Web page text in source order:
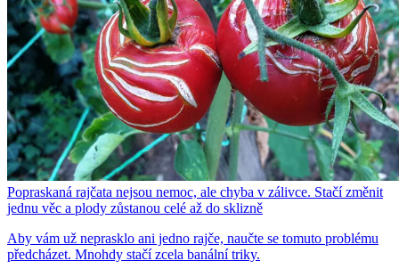
Popraskaná rajčata nejsou nemoc, ale chyba v zálivce. Stačí změnit
jednu věc a plody zůstanou celé až do sklizně
Aby vám už neprasklo ani jedno rajče, naučte se tomuto problému
předcházet. Mnohdy stačí zcela banální triky.